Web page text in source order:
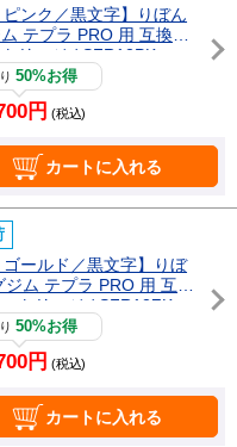
ピンク／黒文字】りぼん
テプラ PRO 用 互換テ
トリッジ / SFR12PK
50%お得
円 (税込)
カートに入れる
ゴールド／黒文字】りぼ
ジム テプラ PRO 用 互換
ートリッジ / SFR12ZK
50%お得
円 (税込)
カートに入れる